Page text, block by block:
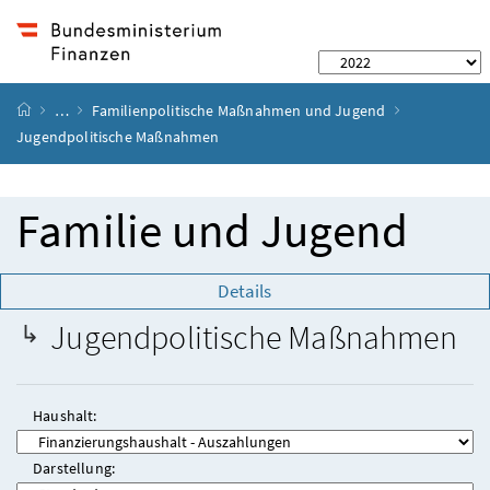
Startseite
…
Familienpolitische Maßnahmen und Jugend
Jugendpolitische Maßnahmen
Familie und Jugend
Details
Jugendpolitische Maßnahmen
Haushalt:
Darstellung: